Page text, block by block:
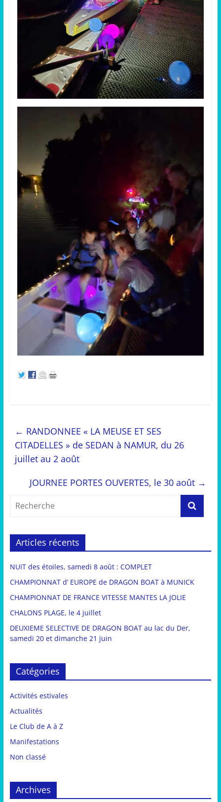
← RANDONNEE « LA MEUSE ET SES
CITADELLES » de SEDAN à NAMUR, du 26
juillet au 2 août
JOURNEE PORTES OUVERTES, le 30 août →
Articles récents
NUIT des étoiles, samedi 8 août : COMPLET
CHAMPIONNAT d’ EUROPE de DRAGON BOAT à MUNICK
CHAMPIONNAT DE FRANCE VITESSE MANTES LA JOLIE
CHALONS PLAGE, le 4 juillet
DEUXIEME SELECTIVE DE DRAGON BOAT au lac du Der,
samedi 20 et dimanche 21 juin
Catégories
Activités estivales
Actualités
Le Club de A à Z
Manifestations
Non classé
Archives